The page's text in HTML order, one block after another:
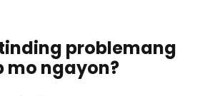
problemang
mo ngayon?